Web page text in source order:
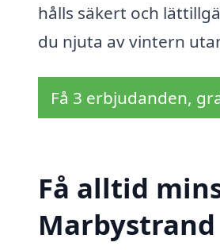
hålls säkert och
du njuta av vintern
Få 3 erbjudanden,
Få alltid
Marbystrand